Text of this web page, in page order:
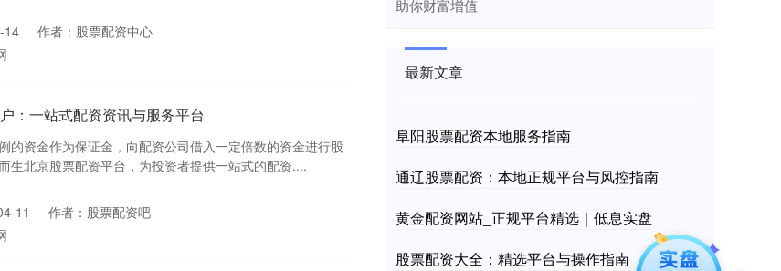
14
作者：股票配资中心
：一站式配资资讯与服务平台
的资金作为保证金，向配资公司借入一定倍数的资金进行股
生北京股票配资平台，为投资者提供一站式的配资....
11
作者：股票配资吧
助你财富增值
最新文章
阜阳股票配资本地服务指南
通辽股票配资：本地正规平台与风控指南
黄金配资网站_正规平台精选｜低息实盘
股票配资大全：精选平台与操作指南